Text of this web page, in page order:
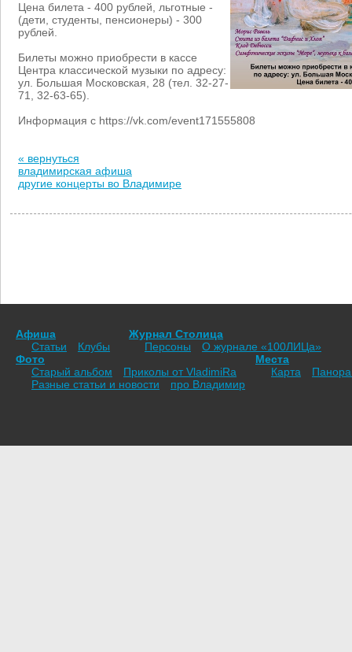
Цена билета - 400 рублей, льготные -
(дети, студенты, пенсионеры) - 300
рублей.
Билеты можно приобрести в кассе
Центра классической музыки по адресу:
ул. Большая Московская, 28 (тел. 32-27-
71, 32-63-65).
Информация с https://vk.com/event171555808
« вернуться
владимирская афиша
другие концерты во Владимире
Афиша
Статьи
Клубы
Журнал Столица
Персоны
О журнале «100ЛИЦа»
Фото
Старый альбом
Приколы от VladimiRа
Места
Карта
Разные статьи и новости
про Владимир